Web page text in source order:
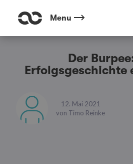
Menu
Der
Erfolgsgeschichte
12. Mai 2021
von Timo Reinke